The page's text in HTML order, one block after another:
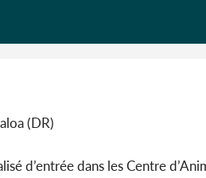
(DR)
d’entrée dans les Centre